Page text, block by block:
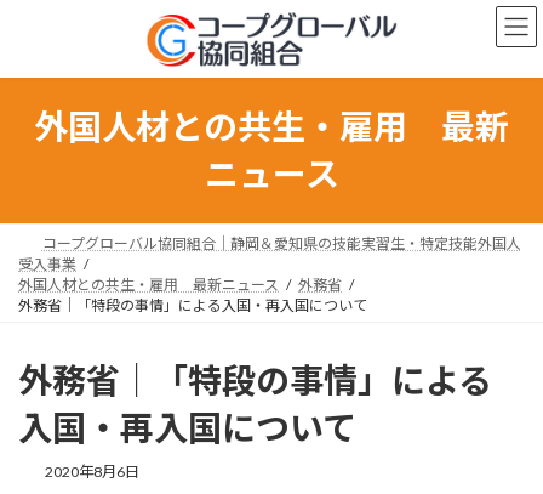
ン
プ
ー
動
外国人材との共生・雇用 最新
ニュース
コープグローバル協同組合｜静岡＆愛知県の技能実習生・特定技能外国人
受入事業
外国人材との共生・雇用 最新ニュース
外務省
外務省｜「特段の事情」による入国・再入国について
外務省｜「特段の事情」による
入国・再入国について
2020年8月6日